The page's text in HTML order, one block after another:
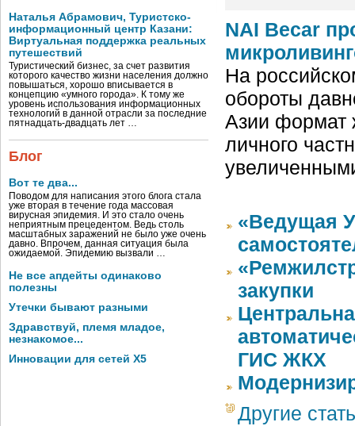
Наталья Абрамович, Туристско-
информационный центр Казани:
Виртуальная поддержка реальных
путешествий
Туристический бизнес, за счет развития
которого качество жизни населения должно
повышаться, хорошо вписывается в
концепцию «умного города». К тому же
уровень использования информационных
технологий в данной отрасли за последние
пятнадцать-двадцать лет …
Блог
Вот те два...
Поводом для написания этого блога стала
уже вторая в течение года массовая
вирусная эпидемия. И это стало очень
неприятным прецедентом. Ведь столь
масштабных заражений не было уже очень
давно. Впрочем, данная ситуация была
ожидаемой. Эпидемию вызвали …
Не все апдейты одинаково
полезны
Утечки бывают разными
Здравствуй, племя младое,
незнакомое...
Инновации для сетей X5
NAI Becar
На
обороты
Азии формат
личного
«Ведущая
закупки
ГИС ЖКХ
Другие